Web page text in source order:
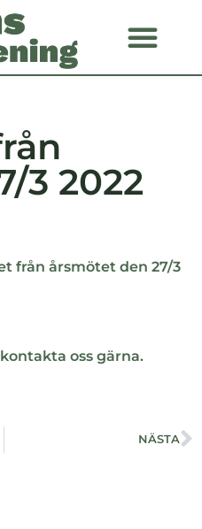
3 2022
från årsmötet den 27/3
kontakta oss gärna.
NÄSTA